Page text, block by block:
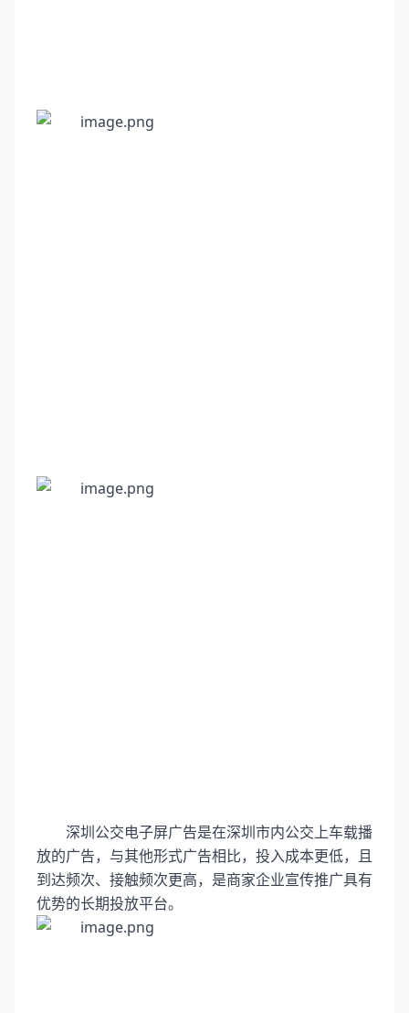
深圳公交电子屏广告是在深圳市内公交上车载播
放的广告，与其他形式广告相比，投入成本更低，且
到达频次、接触频次更高，是商家企业宣传推广具有
优势的长期投放平台。